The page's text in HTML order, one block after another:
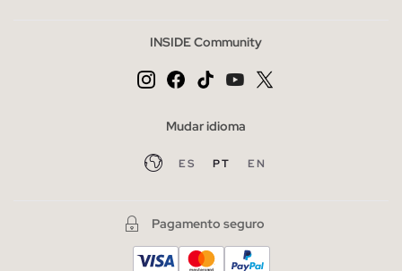
INSIDE Community
Mudar idioma
ES PT EN
Pagamento seguro